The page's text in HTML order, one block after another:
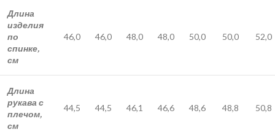
Длина
изделия
по
спинке,
см
46,0 46,0 48,0 48,0 50,0 50,0 52,0
Длина
рукава с
плечом,
см
44,5 44,5 46,1 46,6 48,6 48,8 50,8